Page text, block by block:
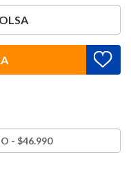
- $46.990